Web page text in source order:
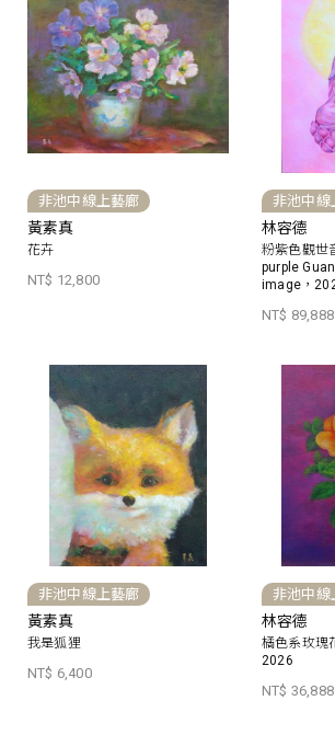
非池中線上藝廊
黃素真
花卉
NT$ 12,800
非池中線
林容德
粉紫色觀世
purple
image，
NT$ 89,888
非池中線上藝廊
黃素真
我是狐狸
NT$ 6,400
非池中線
林容德
橘色系玫瑰
2026
NT$ 36,888